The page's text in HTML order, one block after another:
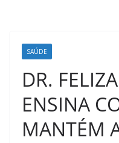
SAÚDE
DR.
ENSINA
MANTÉM